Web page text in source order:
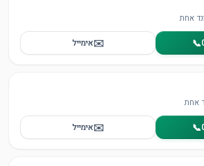
אחת
📞
✉️אימייל
אחת
📞
✉️אימייל